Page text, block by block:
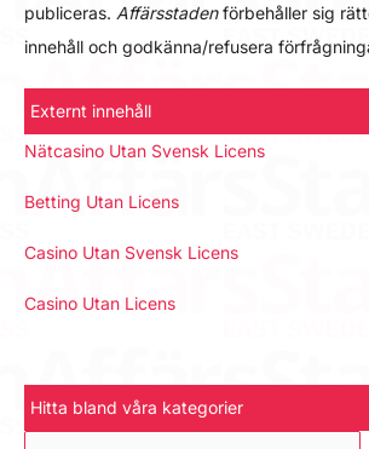
publiceras. Affärsstadenförbehåller sig
innehåll och godkänna/refusera
Externt innehåll
Nätcasino Utan Svensk Licens
Betting Utan Licens
Casino Utan Svensk Licens
Casino Utan Licens
Hitta bland våra kategorier